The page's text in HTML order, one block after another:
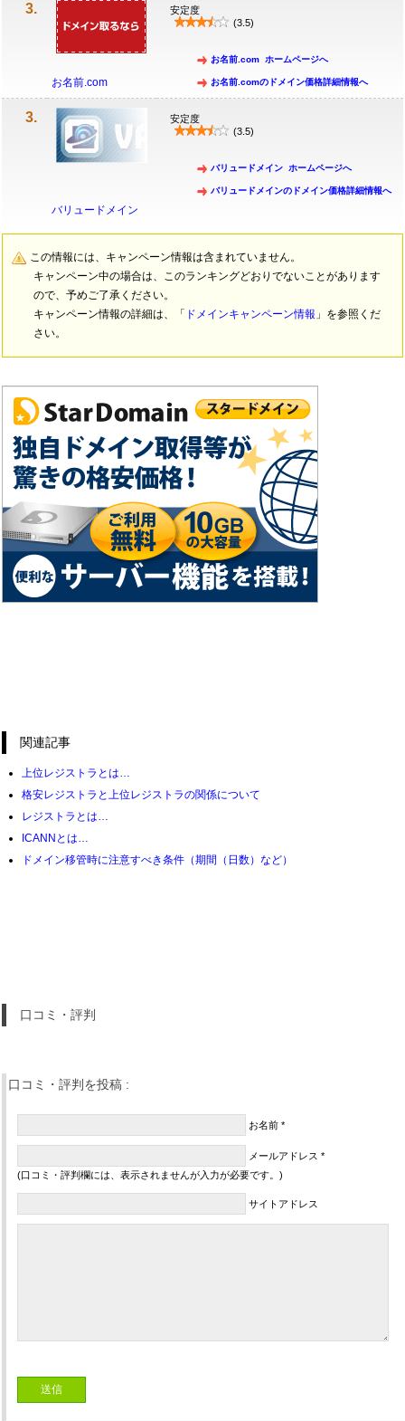
3.
お名前.com
安定度
(3.5)
お名前.com ホームページへ
お名前.comのドメイン価格詳細情報へ
3.
バリュードメイン
安定度
(3.5)
バリュードメイン ホームページへ
バリュードメインのドメイン価格詳細情報へ
この情報には、キャンペーン情報は含まれていません。
キャンペーン中の場合は、このランキングどおりでないことがあります
ので、予めご了承ください。
キャンペーン情報の詳細は、「 ドメインキャンペーン情報 」を参照くだ
さい。
関連記事
上位レジストラとは…
格安レジストラと上位レジストラの関係について
レジストラとは…
ICANNとは…
ドメイン移管時に注意すべき条件（期間（日数）など）
口コミ・評判
口コミ・評判を投稿 :
お名前 *
メールアドレス *
(口コミ・評判欄には、表示されませんが入力が必要です。)
サイトアドレス